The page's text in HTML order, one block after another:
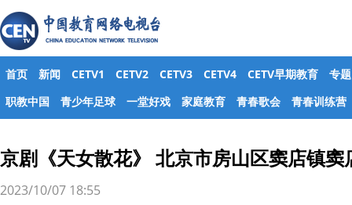
首页 新闻 CETV1 CETV2 CETV3 CETV4 CETV早期教育
专题
职教中国
青少年足球 一堂好戏 家庭教育 青春歌会 青春训练营
京剧《天女散花》 北京市房山区窦店镇窦
2023/10/07 18:55